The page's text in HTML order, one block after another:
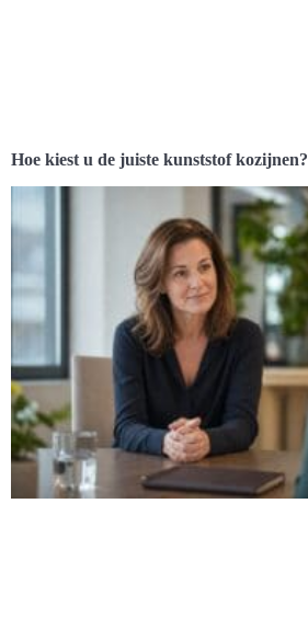
Hoe kiest u de juiste kunststof kozijnen?